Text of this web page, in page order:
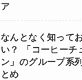
ア
なんとなく知って
い？ 「コーヒーチ
ン」のグループ系
とめ